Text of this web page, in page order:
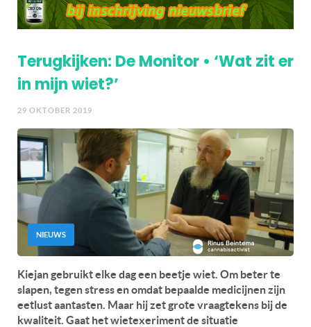
Terugkijken: De Monitor • ‘Wat zit er
in mijn wiet?’
29 OKTOBER 2019
NIEUWS
Kiejan gebruikt elke dag een beetje wiet. Om beter te
slapen, tegen stress en omdat bepaalde medicijnen zijn
eetlust aantasten. Maar hij zet grote vraagtekens bij de
kwaliteit. Gaat het wietexeriment de situatie